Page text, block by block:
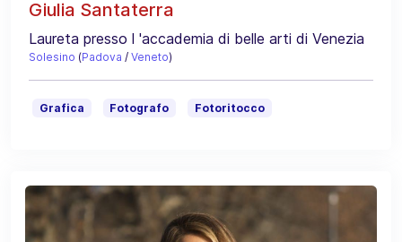
Giulia Santaterra
Laureta presso l 'accademia di belle arti di Venezia
Solesino (Padova / Veneto)
Grafica Fotografo Fotoritocco